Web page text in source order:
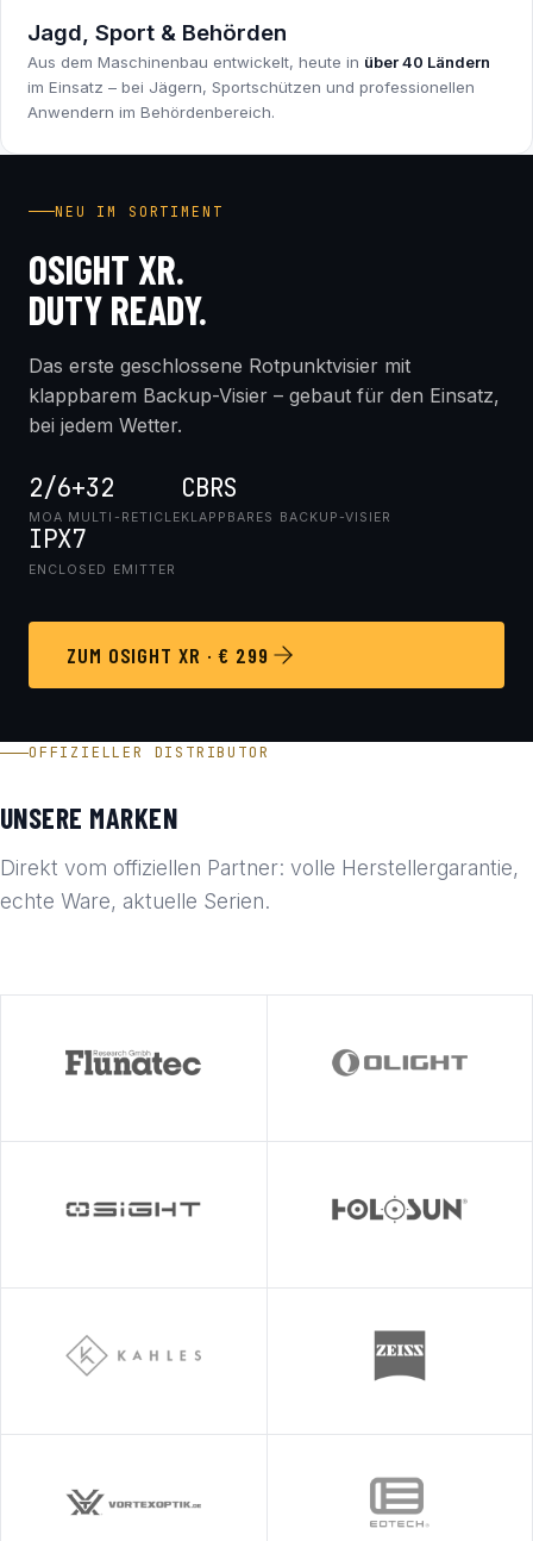
Jagd, Sport & Behörden
Aus dem Maschinenbau entwickelt, heute in über 40 Ländern
im Einsatz – bei Jägern, Sportschützen und professionellen
Anwendern im Behördenbereich.
NEU IM SORTIMENT
OSIGHT XR.
DUTY READY.
Das erste geschlossene Rotpunktvisier mit
klappbarem Backup-Visier – gebaut für den Einsatz,
bei jedem Wetter.
2/6+32
MOA MULTI-RETICLE
CBRS
KLAPPBARES BACKUP-VISIER
IPX7
ENCLOSED EMITTER
ZUM OSIGHT XR · € 299
OFFIZIELLER DISTRIBUTOR
UNSERE MARKEN
Direkt vom offiziellen Partner: volle Herstellergarantie,
echte Ware, aktuelle Serien.